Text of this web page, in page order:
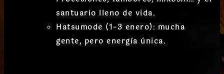
santuario lleno de vida.
Hatsumode (1–3 enero): mucha
gente, pero energía única.